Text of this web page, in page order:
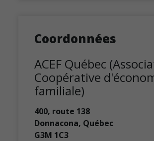
Coordonnées
ACEF Québec
Coopérative
familiale)
400, route 138
Donnacona, Québec
G3M 1C3